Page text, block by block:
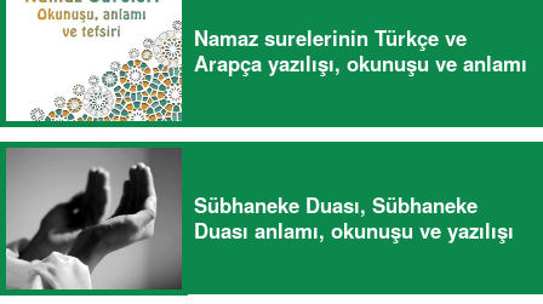
Namaz surelerinin Türkçe ve
Arapça yazılışı, okunuşu ve anlamı
Sübhaneke Duası, Sübhaneke
Duası anlamı, okunuşu ve yazılışı